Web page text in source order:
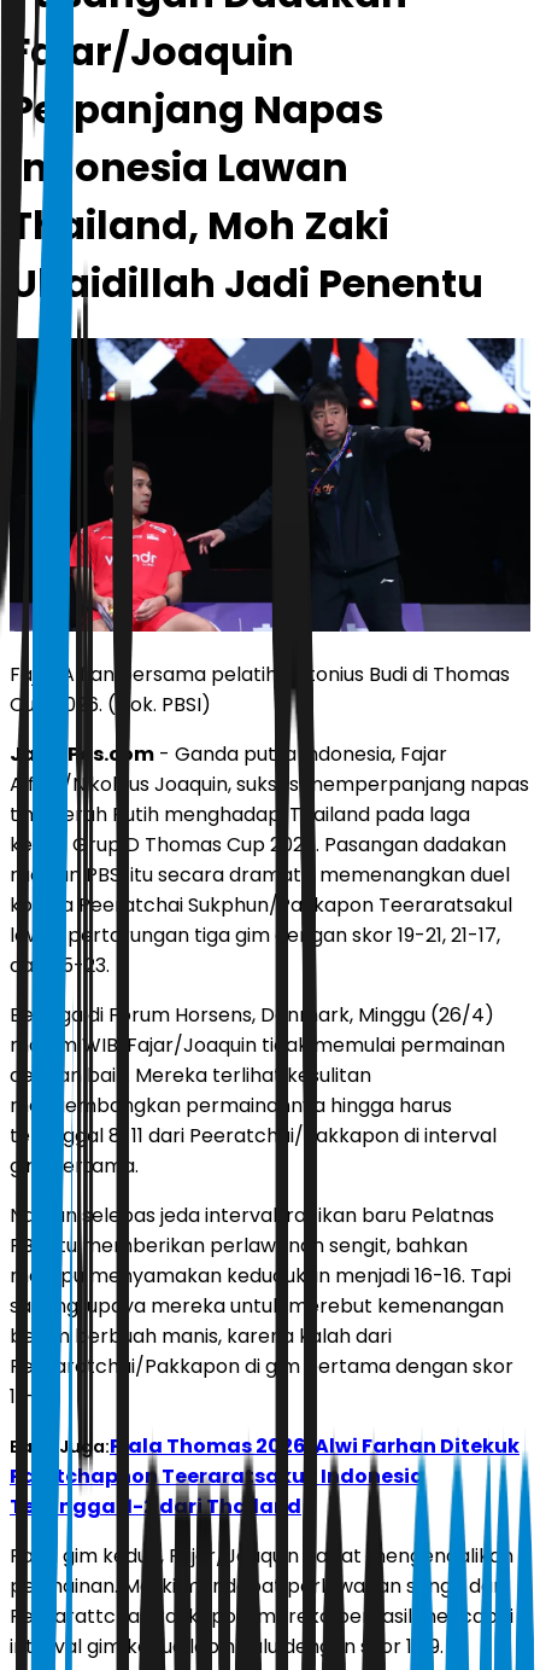
Fajar/Joaquin
Perpanjang Napas
Indonesia Lawan
Thailand, Moh Zaki
Ubaidillah Jadi Penentu
Fajar Alfian bersama pelatih Antonius Budi di Thomas
Cup 2026. (Dok. PBSI)
JawaPos.com - Ganda putra Indonesia, Fajar
Alfian/Nikolaus Joaquin, sukses memperpanjang napas
tim Merah Putih menghadapi Thailand pada laga
kedua Grup D Thomas Cup 2026. Pasangan dadakan
racikan PBSI itu secara dramatis memenangkan duel
kontra Peeratchai Sukphun/Pakkapon Teeraratsakul
lewat pertarungan tiga gim dengan skor 19-21, 21-17,
dan 25-23.
Berlaga di Forum Horsens, Denmark, Minggu (26/4)
malam WIB, Fajar/Joaquin tidak memulai permainan
dengan baik. Mereka terlihat kesulitan
mengembangkan permainannya hingga harus
tertinggal 8-11 dari Peeratchai/Pakkapon di interval
gim pertama.
Namun selepas jeda interval, racikan baru Pelatnas
PBSI itu memberikan perlawanan sengit, bahkan
mampu menyamakan kedudukan menjadi 16-16. Tapi
sayang, upaya mereka untuk merebut kemenangan
belum berbuah manis, karena kalah dari
Peeraratchai/Pakkapon di gim pertama dengan skor
19-21.
Baca Juga:Piala Thomas 2026: Alwi Farhan Ditekuk
Panitchaphon Teeraratsakul, Indonesia
Tertinggal 1-2 dari Thailand
Pada gim kedua, Fajar/Joaquin dapat mengendalikan
permainan. Meski mendapat perlawanan sengit dari
Peerarattchai/Pakkapon, mereka berhasil mencapai
interval gim kedua lebih dulu dengan skor 11-9.